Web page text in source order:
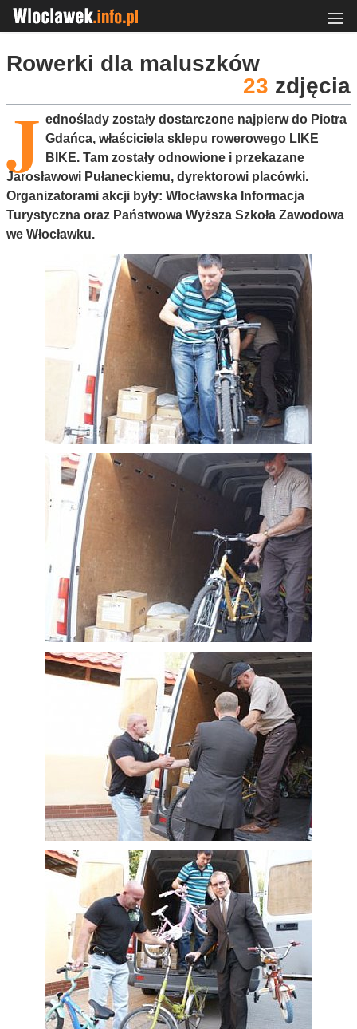
Rowerki dla maluszków
23 zdjęcia
J ednoślady zostały dostarczone najpierw do Piotra
Gdańca, właściciela sklepu rowerowego LIKE
BIKE. Tam zostały odnowione i przekazane
Jarosławowi Pułaneckiemu, dyrektorowi placówki.
Organizatorami akcji były: Włocławska Informacja
Turystyczna oraz Państwowa Wyższa Szkoła Zawodowa
we Włocławku.